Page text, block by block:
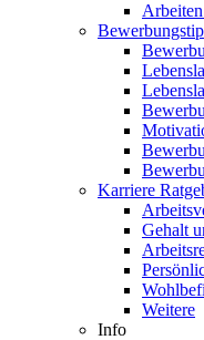
Karriere
Gehalt
Weitere
Info